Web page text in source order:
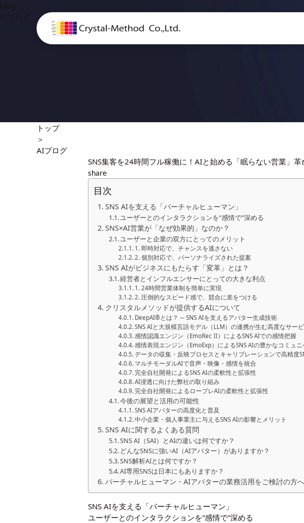
blog
AIブログ
トップ
＞
AIブログ
SNS集客を24時間フル稼働に！AIと始める「眠らない営業」革
share
目次
SNS AIを支える「バーチャルヒューマン」
ユーザーとのインタラクションを“感情で”深める
SNS×AI営業が「なぜ効果的」なのか？
ユーザーと企業の双方にとってのメリット
1. 即時対応で、チャンスを逃さない
2. 個別対応で、パーソナライズされた提案
SNS AIがビジネスにもたらす「変革」とは？
経営者とインフルエンサーにとっての大きな利点
1. 24時間営業体制を簡単に実現
2. 圧倒的なスピード感で、競合に差をつける
クリスタルメソッドが提供するAIについて
DeepAI®とは？ ─ SNS AIを支えるアバター生成技術
SNS AIと大規模言語モデル（LLM）の連携が生む高度なサー
感情認識エンジン（EmoRec II）によるSNS AIでの感情把握
感情表現エンジン（EmoExp）によるSNS AIの豊かなコミュ
データの収集・反映プロセスとキャリブレーションで高精度
マルチモーダルAIで音声・映像・感情を統合
完全自社開発によるSNS AIの柔軟性と拡張性
AI浸透に向けた弊社の取り組み
完全自社開発によるロープレAIの柔軟性と拡張性
今後の展望と活用の可能性
SNS AIアバターの高度化と普及
中小企業・個人事業主に与えるSNS AIの影響とメリット
SNS AIに関するよくある質問
SNS AI（SAI）とAIの違いは何ですか？
どんなSNSに強いAI（AIアバター）がありますか？
SNS解析AIとは何ですか？
AI専用SNSは日本にもありますか？
バーチャルヒューマン・AIアバターの業務活用をご検討の方へ
SNS AIを支える「バーチャルヒューマン」
ユーザーとのインタラクションを“感情で”深める